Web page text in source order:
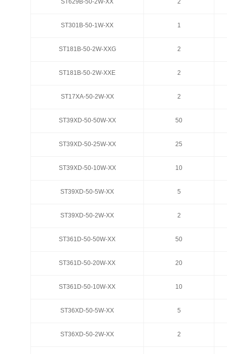
ST629B-50-2W-XX 2
ST301B-50-1W-XX 1
ST181B-50-2W-XXG 2
ST181B-50-2W-XXE 2
ST17XA-50-2W-XX 2
ST39XD-50-50W-XX 50
ST39XD-50-25W-XX 25
ST39XD-50-10W-XX 10
ST39XD-50-5W-XX 5
ST39XD-50-2W-XX 2
ST361D-50-50W-XX 50
ST361D-50-20W-XX 20
ST361D-50-10W-XX 10
ST36XD-50-5W-XX 5
ST36XD-50-2W-XX 2
ST629B-50-2W-XX 2
ST301B-50-1W-XX 1
ST181B-50-2W-XXG 2
ST181B-50-2W-XXE 2
ST17XA-50-2W-XX 2
ST39XD-50-50W-XX 50
ST39XD-50-25W-XX 25
ST39XD-50-10W-XX 10
ST39XD-50-5W-XX 5
ST39XD-50-2W-XX 2
ST361D-50-50W-XX 50
ST361D-50-20W-XX 20
ST361D-50-10W-XX 10
ST36XD-50-5W-XX 5
ST36XD-50-2W-XX 2